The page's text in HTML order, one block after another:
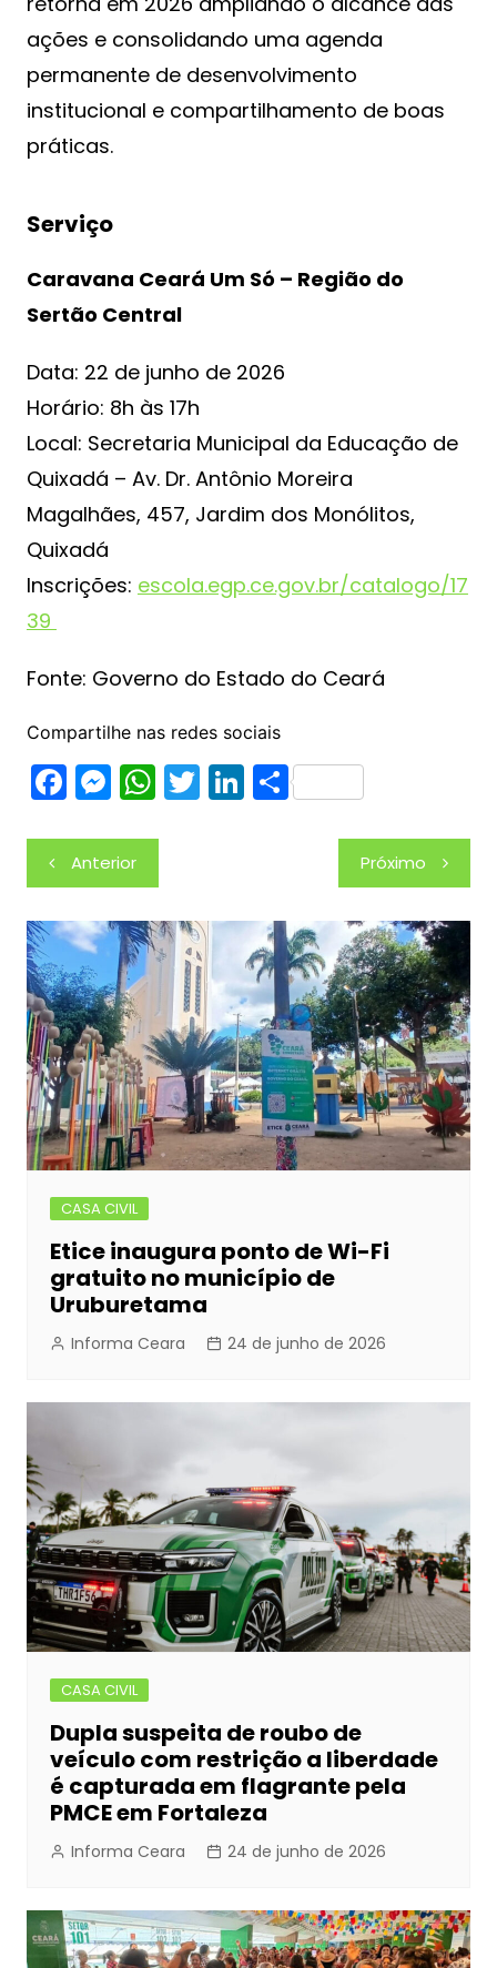
ações e consolidando uma agenda
permanente de desenvolvimento
institucional e compartilhamento de boas
práticas.
Serviço
Caravana Ceará Um Só – Região do
Sertão Central
Data: 22 de junho de 2026
Horário: 8h às 17h
Local: Secretaria Municipal da Educação de
Quixadá – Av. Dr. Antônio Moreira
Magalhães, 457, Jardim dos Monólitos,
Quixadá
Inscrições: escola.egp.ce.gov.br/catalogo/17
39
Fonte: Governo do Estado do Ceará
Compartilhe nas redes sociais
F
c
e
b
o
o
k
M
s
s
e
n
g
er
W
at
s
A
p
p
T Li
dI
n
S
Navegação
de
Post
Anterior Próximo
CASA CIVIL
Etice inaugura ponto de Wi-Fi
gratuito no município de
Uruburetama
Informa Ceara 24 de junho de 2026
CASA CIVIL
Dupla suspeita de roubo de
veículo com restrição a liberdade
é capturada em flagrante pela
PMCE em Fortaleza
Informa Ceara 24 de junho de 2026